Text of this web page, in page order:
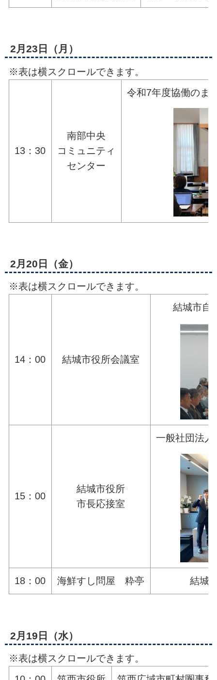
2月23日（月）
※表は横スクロールできます。
13：30
南部中央
コミュニティ
センター
令和7年度協働のま
2月20日（金）
※表は横スクロールできます。
14：00 結城市役所会議室
結城市自
15：00
結城市役所
市長応接室
一般社団法
18：00 海鮮すし問屋 粋亭 結城
2月19日（水）
※表は横スクロールできます。